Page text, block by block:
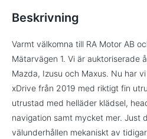
Beskrivning
Varmt välkomna till RA Motor AB
Mätarvägen 1. Vi är auktoriserade
Mazda, Izusu och Maxus. Nu har
xDrive från 2019 med riktigt fin
utrustad med helläder klädsel,
navigation samt mycket mer. Just
välunderhållen mekaniskt av